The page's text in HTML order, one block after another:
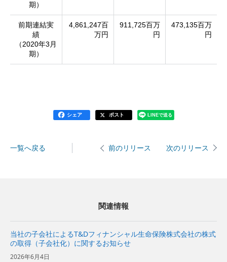
期）
前期連結実
績
（2020年3月
期）
4,861,247百
万円
911,725百万
円
473,135百万
円
シェア ポスト LINEで送る
一覧へ戻る 前のリリース 次のリリース
関連情報
当社の子会社によるT&Dフィナンシャル生命保険株式会社の株式
の取得（子会社化）に関するお知らせ
2026年6月4日